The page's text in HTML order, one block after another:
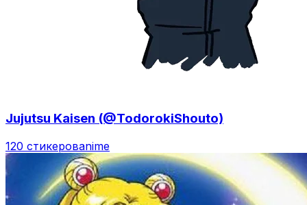
Jujutsu Kaisen (@TodorokiShouto)
120 стикеровanime